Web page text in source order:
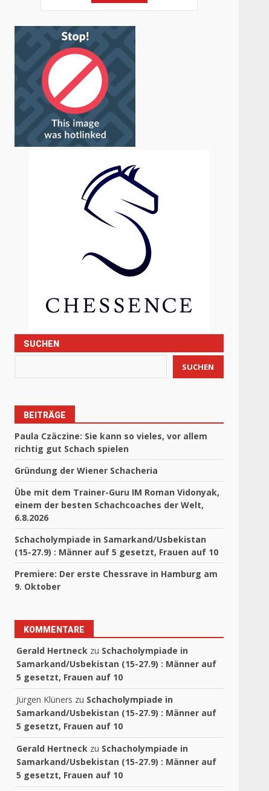
SUCHEN
SUCHEN
BEITRÄGE
Paula Czäczine: Sie kann so vieles, vor allem
richtig gut Schach spielen
Gründung der Wiener Schacheria
Übe mit dem Trainer-Guru IM Roman Vidonyak,
einem der besten Schachcoaches der Welt,
6.8.2026
Schacholympiade in Samarkand/Usbekistan
(15-27.9) : Männer auf 5 gesetzt, Frauen auf 10
Premiere: Der erste Chessrave in Hamburg am
9. Oktober
KOMMENTARE
Gerald Hertneck zu Schacholympiade in
Samarkand/Usbekistan (15-27.9) : Männer auf
5 gesetzt, Frauen auf 10
Jürgen Klüners zu Schacholympiade in
Samarkand/Usbekistan (15-27.9) : Männer auf
5 gesetzt, Frauen auf 10
Gerald Hertneck zu Schacholympiade in
Samarkand/Usbekistan (15-27.9) : Männer auf
5 gesetzt, Frauen auf 10